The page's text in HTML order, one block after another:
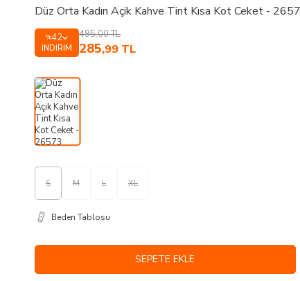
Düz Orta Kadın Açik Kahve Tint Kısa Kot Ceket -
%42
İNDIRIM
495,00TL
285,99 TL
S M L XL
Beden Tablosu
SEPETE EKLE